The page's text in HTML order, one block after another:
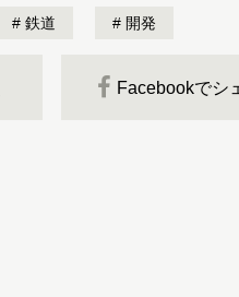
鉄道 開発
Facebookでシ